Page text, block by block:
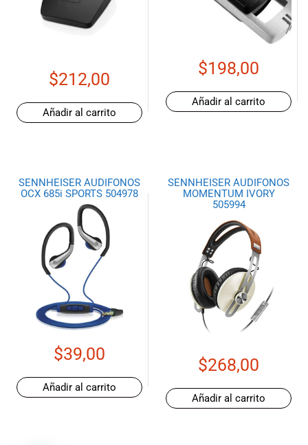
$212,00
Añadir al carrito
$198,00
Añadir al carrito
SENNHEISER AUDIFONOS
OCX 685i SPORTS 504978
$39,00
Añadir al carrito
SENNHEISER AUDIFONOS
MOMENTUM IVORY
505994
$268,00
Añadir al carrito